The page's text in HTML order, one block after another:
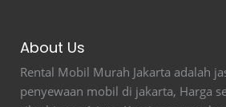
About Us
Rental Mobil Murah Jakarta adalah
penyewaan mobil di jakarta, Harga